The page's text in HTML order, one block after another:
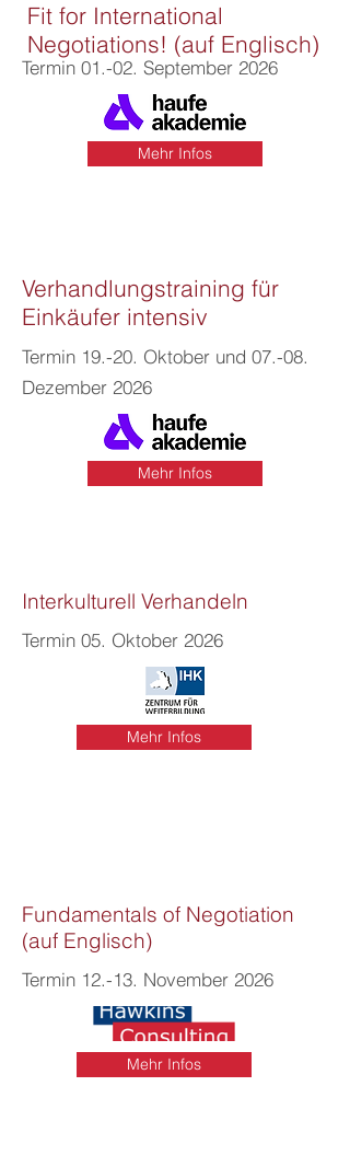
Fit for International
Negotiations! (auf Englisch)
Termin 01.-02. September 2026
Mehr Infos
Verhandlungstraining für
Einkäufer intensiv
Termin 19.-20. Oktober und 07.-08.
Dezember 2026
Mehr Infos
Interkulturell Verhandeln
Termin 05. Oktober 2026
Mehr Infos
Fundamentals of Negotiation
(auf Englisch)
Termin 12.-13. November 2026
Mehr Infos